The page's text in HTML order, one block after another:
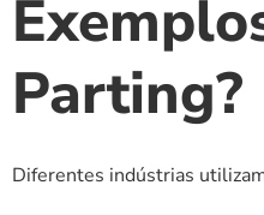
Parting?
Diferentes indústrias